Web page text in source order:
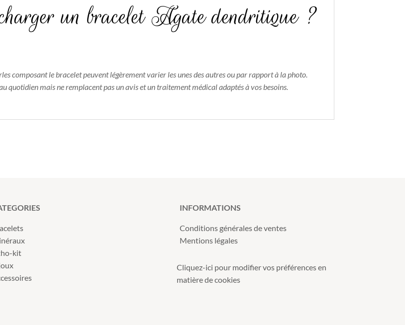
un bracelet Agate dendritique ?
composant le bracelet peuvent légèrement varier les unes des autres ou par rapport à la photo.
quotidien mais ne remplacent pas un avis et un traitement médical adaptés à vos besoins.
kit
INFORMATIONS
Conditions générales de ventes
Mentions légales
Cliquez-ici pour modifier vos préférences en
matière de cookies